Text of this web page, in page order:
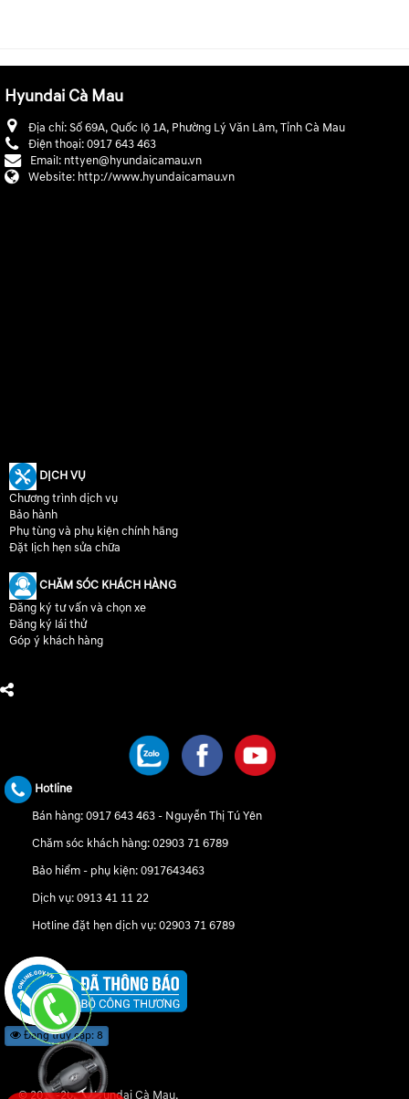
Hyundai Cà Mau
Địa chỉ:Số 69A, Quốc lộ 1A, Phường Lý Văn Lâm, Tỉnh Cà Mau
Điện thoại:0917 643 463
Email: nttyen@hyundaicamau.vn
Website: http://www.hyundaicamau.vn
DỊCH VỤ
Chương trình dịch vụ
Bảo hành
Phụ tùng và phụ kiện chính hãng
Đặt lịch hẹn sửa chữa
CHĂM SÓC KHÁCH HÀNG
Đăng ký tư vấn và chọn xe
Đăng ký lái thử
Góp ý khách hàng
Hotline
Bán hàng:0917 643 463 - Nguyễn Thị Tú Yên
Chăm sóc khách hàng:02903 71 6789
Bảo hiểm - phụ kiện:0917643463
Dịch vụ:0913 41 11 22
Hotline đặt hẹn dịch vụ:02903 71 6789
Đang truy cập: 8
© 2018-2021 Hyundai Cà Mau.